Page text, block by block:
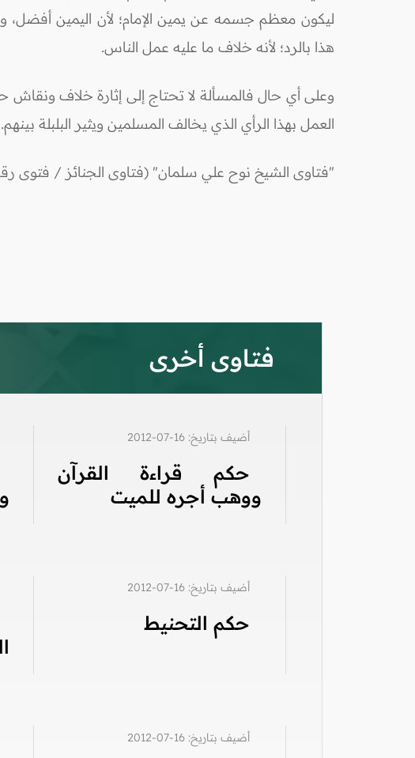
ليكون معظم جسمه عن يمين الإمام؛ لأن اليمين أفضل،
هذا بالرد؛ لأنه خلاف ما عليه عمل الناس.
وعلى أي حال فالمسألة لا تحتاج إلى إثارة خلاف
العمل بهذا الرأي الذي يخالف المسلمين ويثير البلبلة بينهم.
"فتاوى الشيخ نوح علي سلمان" (فتاوى الجنائز / فتوى
فتاوى أخرى
أضيف بتاريخ: 16-07-2012
حكم قراءة القرآن
ووهب أجره للميت
أضيف بتاريخ: 16-07-2012
حكم التحنيط
أضيف بتاريخ: 16-07-2012